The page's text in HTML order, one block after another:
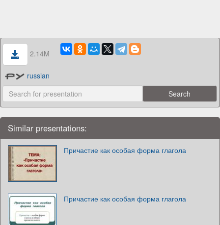
2.14M
russian
Similar presentations:
Причастие как особая форма глагола
Причастие как особая форма глагола